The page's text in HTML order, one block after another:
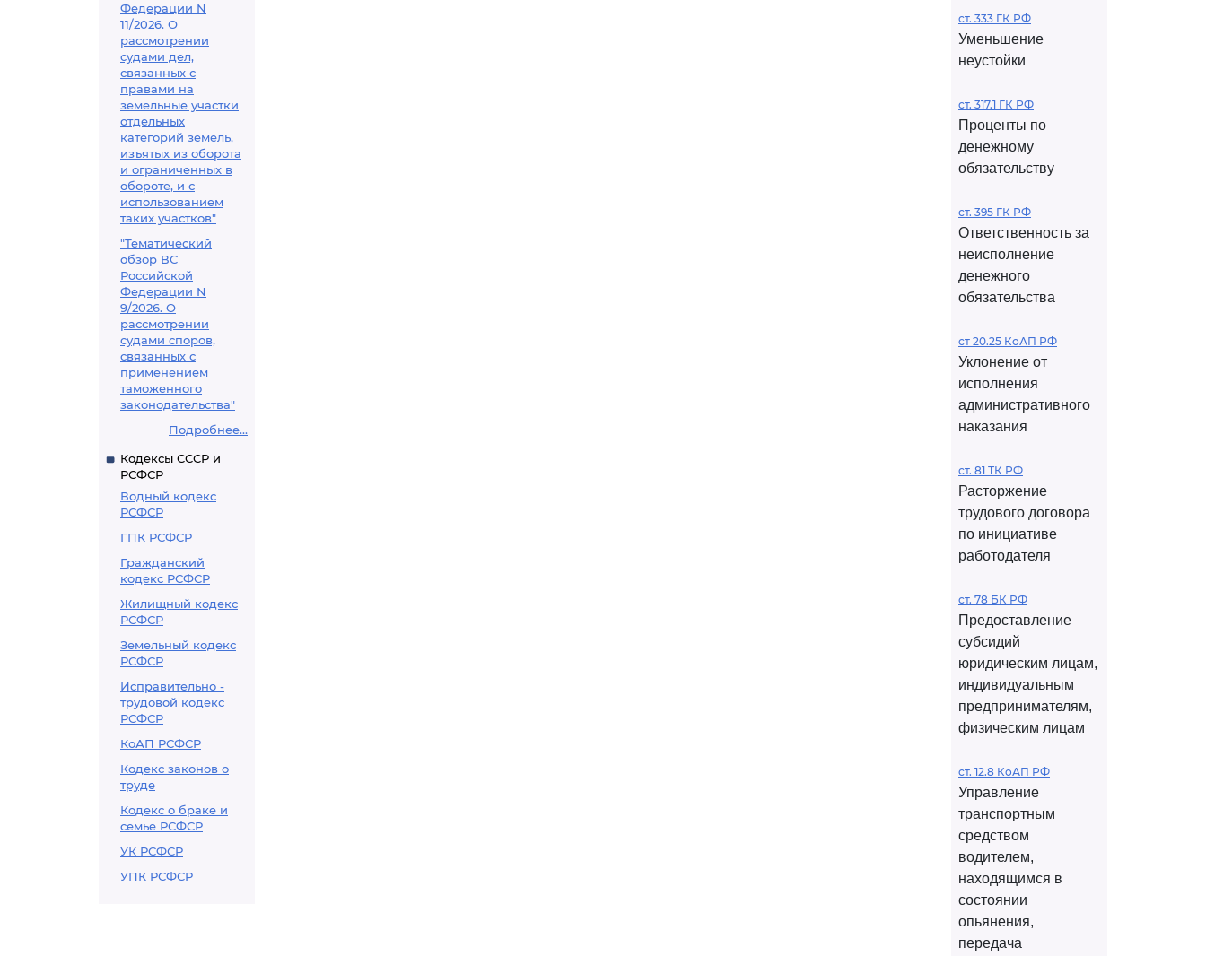
Федерации N
11/2026. О
рассмотрении
судами дел,
связанных с
правами на
земельные участки
отдельных
категорий земель,
изъятых из оборота
и ограниченных в
обороте, и с
использованием
таких участков"
"Тематический
обзор ВС
Российской
Федерации N
9/2026. О
рассмотрении
судами споров,
связанных с
применением
таможенного
законодательства"
Подробнее...
Кодексы СССР и
РСФСР
Водный кодекс
РСФСР
ГПК РСФСР
Гражданский
кодекс РСФСР
Жилищный кодекс
РСФСР
Земельный кодекс
РСФСР
Исправительно -
трудовой кодекс
РСФСР
КоАП РСФСР
Кодекс законов о
труде
Кодекс о браке и
семье РСФСР
УК РСФСР
УПК РСФСР
ст. 333 ГК РФ
Уменьшение
неустойки
ст. 317.1 ГК РФ
Проценты по
денежному
обязательству
ст. 395 ГК РФ
Ответственность за
неисполнение
денежного
обязательства
ст 20.25 КоАП РФ
Уклонение от
исполнения
административного
наказания
ст. 81 ТК РФ
Расторжение
трудового договора
по инициативе
работодателя
ст. 78 БК РФ
Предоставление
субсидий
юридическим лицам,
индивидуальным
предпринимателям,
физическим лицам
ст. 12.8 КоАП РФ
Управление
транспортным
средством
водителем,
находящимся в
состоянии
опьянения,
передача